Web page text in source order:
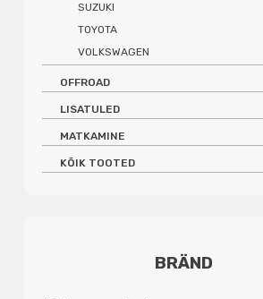
SUZUKI
TOYOTA
VOLKSWAGEN
OFFROAD
LISATULED
MATKAMINE
KÕIK TOOTED
BRÄND